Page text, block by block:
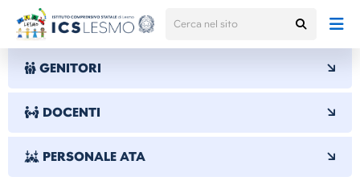
GENITORI
DOCENTI
PERSONALE ATA